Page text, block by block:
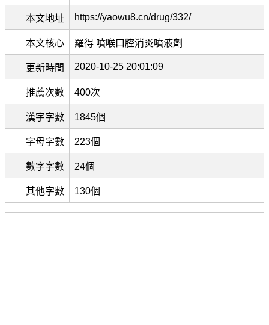
本文地址 https://yaowu8.cn/drug/332/
本文核心 羅得 噴喉口腔消炎噴液劑
更新時間 2020-10-25 20:01:09
推薦次數 400次
漢字字數 1845個
字母字數 223個
數字字數 24個
其他字數 130個